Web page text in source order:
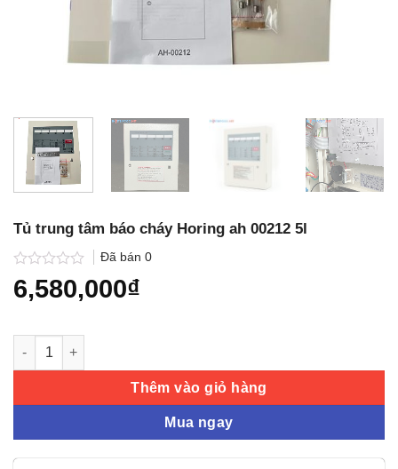
Tủ trung tâm báo cháy Horing ah 00212 5l
Được
xếp
5
sao
Đã bán 0
6,580,000₫
Tủ trung tâm báo cháy Horing ah 00212 5l số lượng
Thêm vào giỏ hàng
Mua ngay